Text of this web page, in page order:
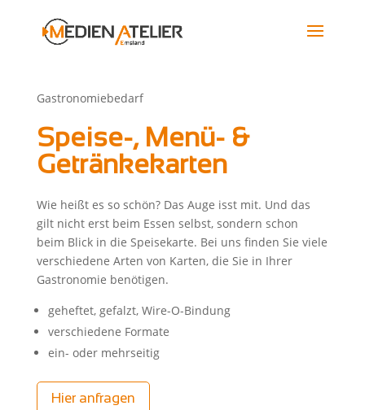
Gastronomiebedarf
Speise-, Menü- &
Getränkekarten
Wie heißt es so schön? Das Auge isst mit. Und das
gilt nicht erst beim Essen selbst, sondern schon
beim Blick in die Speisekarte. Bei uns finden Sie viele
verschiedene Arten von Karten, die Sie in Ihrer
Gastronomie benötigen.
geheftet, gefalzt, Wire-O-Bindung
verschiedene Formate
ein- oder mehrseitig
Hier anfragen